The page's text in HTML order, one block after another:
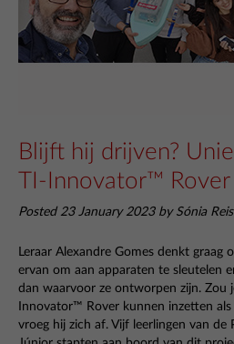
Blijft hij drijven?
TI-Innovator™
Posted 23 January 2023 by Sónia Reis
Leraar Alexandre Gomes denkt
ervan om aan apparaten te sleutelen
dan waarvoor ze ontworpen zijn. Zou
Innovator™ Rover kunnen inzetten
vroeg hij zich af. Vijf leerlingen van de